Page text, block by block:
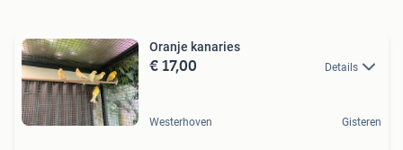
Oranje kanaries
€ 17,00 Details
Westerhoven Gisteren